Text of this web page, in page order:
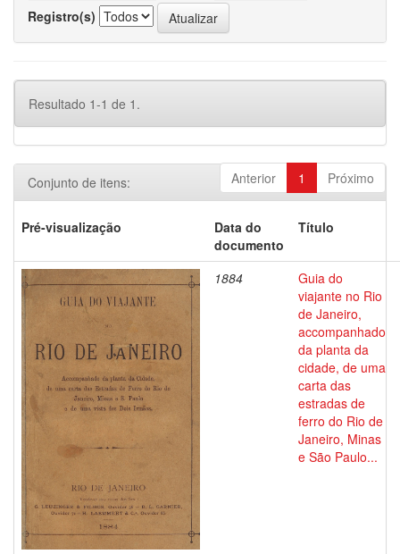
Registro(s)
Resultado 1-1 de 1.
Anterior 1 Próximo
Conjunto de itens:
Pré-visualização
Data do
documento
Título
1884
Guia do
viajante no Rio
de Janeiro,
accompanhado
da planta da
cidade, de uma
carta das
estradas de
ferro do Rio de
Janeiro, Minas
e São Paulo...